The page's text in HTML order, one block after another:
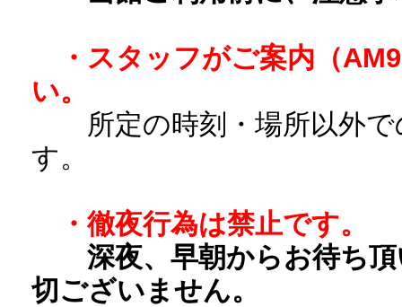
・スタッフがご案内（
い。
所定の時刻・場所以外で
す。
・徹夜行為は禁止です。
深夜、早朝からお待ち
切ございません。